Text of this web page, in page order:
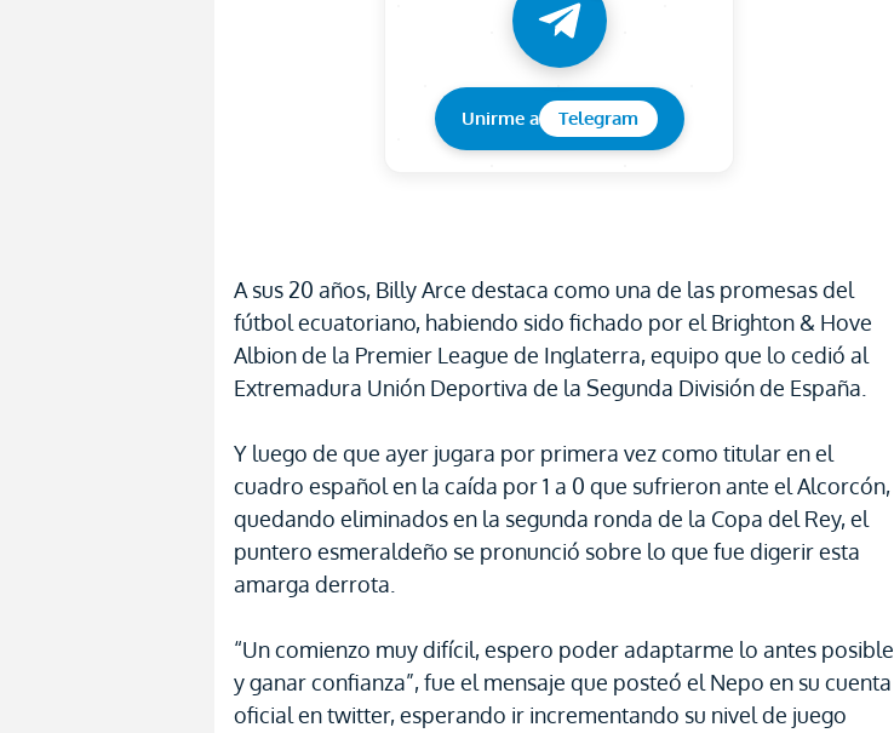
Unirme a Telegram
A sus 20 años, Billy Arce destaca como una de las promesas del
fútbol ecuatoriano, habiendo sido fichado por el Brighton & Hove
Albion de la Premier League de Inglaterra, equipo que lo cedió al
Extremadura Unión Deportiva de la Segunda División de España.
Y luego de que ayer jugara por primera vez como titular en el
cuadro español en la caída por 1 a 0 que sufrieron ante el Alcorcón,
quedando eliminados en la segunda ronda de la Copa del Rey, el
puntero esmeraldeño se pronunció sobre lo que fue digerir esta
amarga derrota.
“Un comienzo muy difícil, espero poder adaptarme lo antes posible
y ganar confianza”, fue el mensaje que posteó el Nepo en su cuenta
oficial en twitter, esperando ir incrementando su nivel de juego